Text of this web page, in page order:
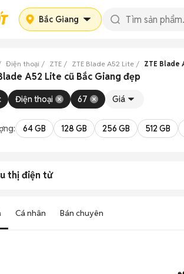
Bắc Giang
Điện thoại ZTE ZTE Blade A52 Lite ZTE Blade
A52 Lite cũ Bắc Giang đẹp
Điện thoại 67 Giá
64 GB 128 GB 256 GB 512 GB
thị điện tử
Cá nhân Bán chuyên